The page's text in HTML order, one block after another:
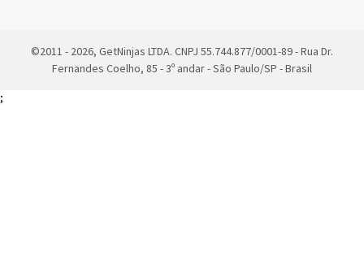
©2011 - 2026, GetNinjas LTDA. CNPJ 55.744.877/0001-89 - Rua Dr.
Fernandes Coelho, 85 - 3º andar - São Paulo/SP - Brasil
;